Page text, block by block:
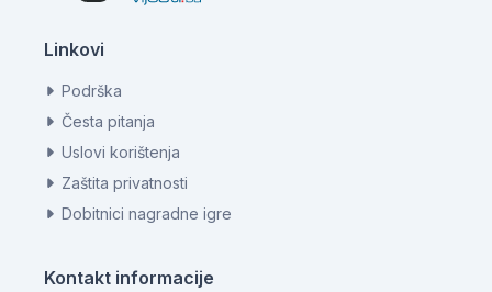
Linkovi
Podrška
Česta pitanja
Uslovi korištenja
Zaštita privatnosti
Dobitnici nagradne igre
Kontakt informacije